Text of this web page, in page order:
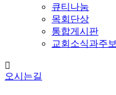
큐티나눔
목회단상
통합게시판
교회소식과주보
오시는길